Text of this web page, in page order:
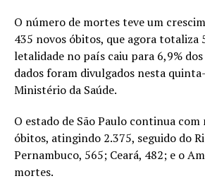
O número de mortes teve um
435 novos óbitos, que agora totaliza
letalidade no país caiu para 6,9%
dados foram divulgados nesta
Ministério da Saúde.
O estado de São Paulo continua
óbitos, atingindo 2.375, seguido do
Pernambuco, 565; Ceará, 482; e o
mortes.